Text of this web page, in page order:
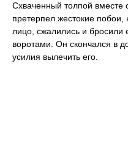
Схваченный толпой вместе
претерпел жестокие побои,
лицо, сжалились и бросили
воротами. Он скончался в
усилия вылечить его.